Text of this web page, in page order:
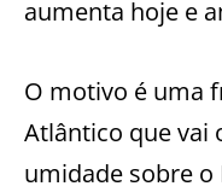
aumenta hoje e
O motivo é uma
Atlântico que vai
umidade sobre